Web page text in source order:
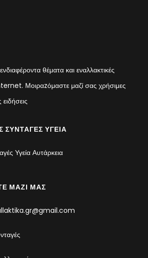
θέματα και εναλλακτικές
Μοιραzόμαστε μαζί σας χρήσιμες
ΣΥΝΤΑΓΈΣ ΥΓΕΊΑ
Υγεία Αυτάρκεια
ΜΑΖΊ ΜΑΣ